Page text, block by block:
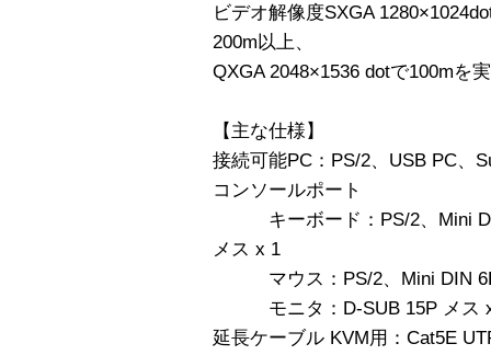
ビデオ解像度SXGA
200m以上、
QXGA 2048×1536 dotで100mを
【主な仕様】
接続可能PC：PS/2、USB PC、
コンソールポート
キーボード：PS/2、Mini
メス x 1
マウス：PS/2、Mini DIN
モニタ：D-SUB 15P メス
延長ケーブル KVM用：Cat5E